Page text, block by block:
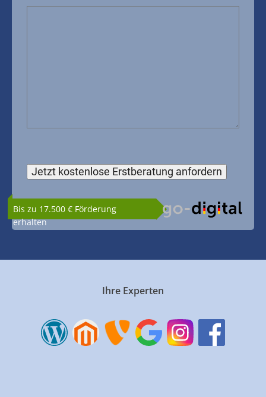
Bis zu 17.500 € Förderung
erhalten
Ihre Experten